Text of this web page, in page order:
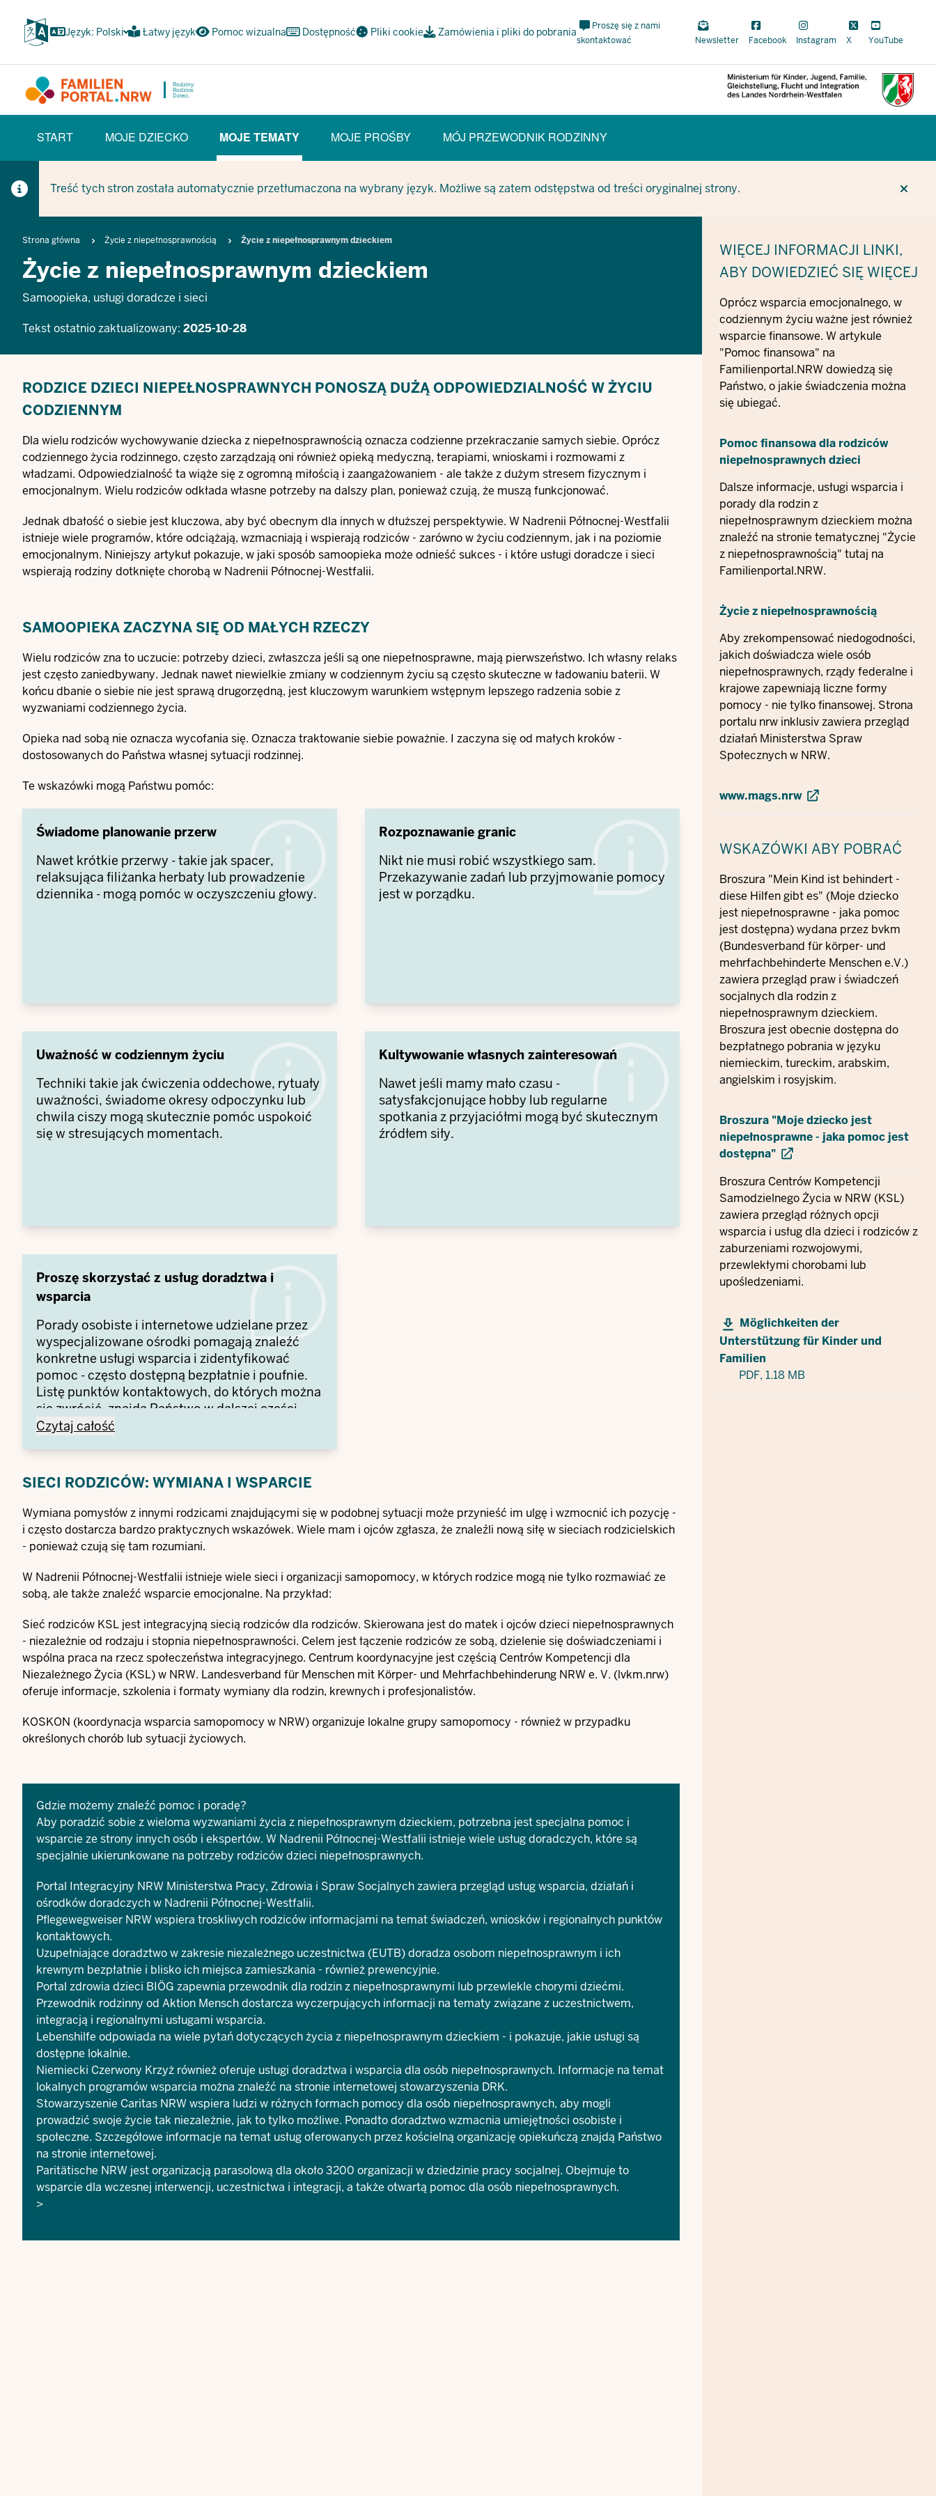
głównej
Język: Polski Łatwy język Pomoc wizualna Dostępność Pliki cookie Zamówienia i pliki do pobrania Meta
Navi
Proszę się z nami
skontaktować
Newsletter Facebook Instagram X YouTube
Rodziny.
Rodzice.
Dzieci.
(BÜRGERBEREICH)
START MOJE DZIECKO
MOJE TEMATY
(CURRENT SECTION)
MOJE PROŚBY MÓJ PRZEWODNIK RODZINNY
Treść tych stron została automatycznie przetłumaczona na wybrany język. Możliwe są zatem odstępstwa od treści oryginalnej strony.
Breadcrumb
Strona główna Życie z niepełnosprawnością Życie z niepełnosprawnym dzieckiem
Życie z niepełnosprawnym dzieckiem
Samoopieka, usługi doradcze i sieci
Tekst ostatnio zaktualizowany: 2025-10-28
RODZICE DZIECI NIEPEŁNOSPRAWNYCH PONOSZĄ DUŻĄ ODPOWIEDZIALNOŚĆ W ŻYCIU
CODZIENNYM
Dla wielu rodziców wychowywanie dziecka z niepełnosprawnością oznacza codzienne przekraczanie samych siebie. Oprócz
codziennego życia rodzinnego, często zarządzają oni również opieką medyczną, terapiami, wnioskami i rozmowami z
władzami. Odpowiedzialność ta wiąże się z ogromną miłością i zaangażowaniem - ale także z dużym stresem fizycznym i
emocjonalnym. Wielu rodziców odkłada własne potrzeby na dalszy plan, ponieważ czują, że muszą funkcjonować.
Jednak dbałość o siebie jest kluczowa, aby być obecnym dla innych w dłuższej perspektywie. W Nadrenii Północnej-Westfalii
istnieje wiele programów, które odciążają, wzmacniają i wspierają rodziców - zarówno w życiu codziennym, jak i na poziomie
emocjonalnym. Niniejszy artykuł pokazuje, w jaki sposób samoopieka może odnieść sukces - i które usługi doradcze i sieci
wspierają rodziny dotknięte chorobą w Nadrenii Północnej-Westfalii.
SAMOOPIEKA ZACZYNA SIĘ OD MAŁYCH RZECZY
Wielu rodziców zna to uczucie: potrzeby dzieci, zwłaszcza jeśli są one niepełnosprawne, mają pierwszeństwo. Ich własny relaks
jest często zaniedbywany. Jednak nawet niewielkie zmiany w codziennym życiu są często skuteczne w ładowaniu baterii. W
końcu dbanie o siebie nie jest sprawą drugorzędną, jest kluczowym warunkiem wstępnym lepszego radzenia sobie z
wyzwaniami codziennego życia.
Opieka nad sobą nie oznacza wycofania się. Oznacza traktowanie siebie poważnie. I zaczyna się od małych kroków -
dostosowanych do Państwa własnej sytuacji rodzinnej.
Te wskazówki mogą Państwu pomóc:
Świadome planowanie przerw
Nawet krótkie przerwy - takie jak spacer,
relaksująca filiżanka herbaty lub prowadzenie
dziennika - mogą pomóc w oczyszczeniu głowy.
Rozpoznawanie granic
Nikt nie musi robić wszystkiego sam.
Przekazywanie zadań lub przyjmowanie pomocy
jest w porządku.
Uważność w codziennym życiu
Techniki takie jak ćwiczenia oddechowe, rytuały
uważności, świadome okresy odpoczynku lub
chwila ciszy mogą skutecznie pomóc uspokoić
się w stresujących momentach.
Kultywowanie własnych zainteresowań
Nawet jeśli mamy mało czasu -
satysfakcjonujące hobby lub regularne
spotkania z przyjaciółmi mogą być skutecznym
źródłem siły.
Proszę skorzystać z usług doradztwa i
wsparcia
Porady osobiste i internetowe udzielane przez
wyspecjalizowane ośrodki pomagają znaleźć
konkretne usługi wsparcia i zidentyfikować
pomoc - często dostępną bezpłatnie i poufnie.
Listę punktów kontaktowych, do których można
się zwrócić, znajdą Państwo w dalszej części
tego artykułu.
Proszę skorzystać z usług doradztwa i wsparcia -
Czytaj całość
SIECI RODZICÓW: WYMIANA I WSPARCIE
Wymiana pomysłów z innymi rodzicami znajdującymi się w podobnej sytuacji może przynieść im ulgę i wzmocnić ich pozycję -
i często dostarcza bardzo praktycznych wskazówek. Wiele mam i ojców zgłasza, że znaleźli nową siłę w sieciach rodzicielskich
- ponieważ czują się tam rozumiani.
W Nadrenii Północnej-Westfalii istnieje wiele sieci i organizacji samopomocy, w których rodzice mogą nie tylko rozmawiać ze
sobą, ale także znaleźć wsparcie emocjonalne. Na przykład:
Sieć rodziców KSL jest integracyjną siecią rodziców dla rodziców. Skierowana jest do matek i ojców dzieci niepełnosprawnych
- niezależnie od rodzaju i stopnia niepełnosprawności. Celem jest łączenie rodziców ze sobą, dzielenie się doświadczeniami i
wspólna praca na rzecz społeczeństwa integracyjnego. Centrum koordynacyjne jest częścią Centrów Kompetencji dla
Niezależnego Życia (KSL) w NRW. Landesverband für Menschen mit Körper- und Mehrfachbehinderung NRW e. V. (lvkm.nrw)
oferuje informacje, szkolenia i formaty wymiany dla rodzin, krewnych i profesjonalistów.
KOSKON (koordynacja wsparcia samopomocy w NRW) organizuje lokalne grupy samopomocy - również w przypadku
określonych chorób lub sytuacji życiowych.
Gdzie możemy znaleźć pomoc i poradę?
Aby poradzić sobie z wieloma wyzwaniami życia z niepełnosprawnym dzieckiem, potrzebna jest specjalna pomoc i
wsparcie ze strony innych osób i ekspertów. W Nadrenii Północnej-Westfalii istnieje wiele usług doradczych, które są
specjalnie ukierunkowane na potrzeby rodziców dzieci niepełnosprawnych.
Portal Integracyjny NRW Ministerstwa Pracy, Zdrowia i Spraw Socjalnych zawiera przegląd usług wsparcia, działań i
ośrodków doradczych w Nadrenii Północnej-Westfalii.
Pflegewegweiser NRWwspiera troskliwych rodziców informacjami na temat świadczeń, wniosków i regionalnych punktów
kontaktowych.
Uzupełniające doradztwo w zakresie niezależnego uczestnictwa (EUTB) doradza osobom niepełnosprawnym i ich
krewnym bezpłatnie i blisko ich miejsca zamieszkania - również prewencyjnie.
Portal zdrowia dzieci BIÖG zapewnia przewodnik dla rodzin z niepełnosprawnymi lub przewlekle chorymi dziećmi.
Przewodnik rodzinny od Aktion Mensch dostarcza wyczerpujących informacji na tematy związane z uczestnictwem,
integracją i regionalnymi usługami wsparcia.
Lebenshilfe odpowiada na wiele pytań dotyczących życia z niepełnosprawnym dzieckiem - i pokazuje, jakie usługi są
dostępne lokalnie.
Niemiecki Czerwony Krzyż również oferuje usługi doradztwa i wsparcia dla osób niepełnosprawnych. Informacje na temat
lokalnych programów wsparcia można znaleźć na stronie internetowej stowarzyszenia DRK.
Stowarzyszenie Caritas NRWwspiera ludzi w różnych formach pomocy dla osób niepełnosprawnych, aby mogli
prowadzić swoje życie tak niezależnie, jak to tylko możliwe. Ponadto doradztwo wzmacnia umiejętności osobiste i
społeczne. Szczegółowe informacje na temat usług oferowanych przez kościelną organizację opiekuńczą znajdą Państwo
na stronie internetowej.
Paritätische NRW jest organizacją parasolową dla około 3200 organizacji w dziedzinie pracy socjalnej. Obejmuje to
wsparcie dla wczesnej interwencji, uczestnictwa i integracji, a także otwartą pomoc dla osób niepełnosprawnych.
>
WIĘCEJ INFORMACJI LINKI,
ABY DOWIEDZIEĆ SIĘ WIĘCEJ
Oprócz wsparcia emocjonalnego, w
codziennym życiu ważne jest również
wsparcie finansowe. W artykule
"Pomoc finansowa" na
Familienportal.NRW dowiedzą się
Państwo, o jakie świadczenia można
się ubiegać.
Pomoc finansowa dla rodziców
niepełnosprawnych dzieci
Dalsze informacje, usługi wsparcia i
porady dla rodzin z
niepełnosprawnym dzieckiem można
znaleźć na stronie tematycznej "Życie
z niepełnosprawnością" tutaj na
Familienportal.NRW.
Życie z niepełnosprawnością
Aby zrekompensować niedogodności,
jakich doświadcza wiele osób
niepełnosprawnych, rządy federalne i
krajowe zapewniają liczne formy
pomocy - nie tylko finansowej. Strona
portalu nrw inklusiv zawiera przegląd
działań Ministerstwa Spraw
Społecznych w NRW.
www.mags.nrw
WSKAZÓWKI ABY POBRAĆ
Broszura "Mein Kind ist behindert -
diese Hilfen gibt es" (Moje dziecko
jest niepełnosprawne - jaka pomoc
jest dostępna) wydana przez bvkm
(Bundesverband für körper- und
mehrfachbehinderte Menschen e.V.)
zawiera przegląd praw i świadczeń
socjalnych dla rodzin z
niepełnosprawnym dzieckiem.
Broszura jest obecnie dostępna do
bezpłatnego pobrania w języku
niemieckim, tureckim, arabskim,
angielskim i rosyjskim.
Broszura "Moje dziecko jest
niepełnosprawne - jaka pomoc jest
dostępna"
Broszura Centrów Kompetencji
Samodzielnego Życia w NRW (KSL)
zawiera przegląd różnych opcji
wsparcia i usług dla dzieci i rodziców z
zaburzeniami rozwojowymi,
przewlekłymi chorobami lub
upośledzeniami.
Möglichkeiten der
Unterstützung für Kinder und
Familien
PDF, 1.18 MB